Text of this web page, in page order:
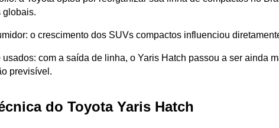
globais.
o crescimento dos SUVs compactos influenciou
com a saída de linha, o Yaris Hatch passou a ser ainda
previsível.
do Toyota Yaris Hatch